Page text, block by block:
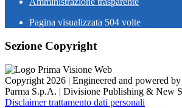
Pagina visualizzata 504 volte
Sezione Copyright
Copyright 2026 | Engineered and powered
Parma S.p.A. | Divisione Publishing & New
Disclaimer trattamento dati personali